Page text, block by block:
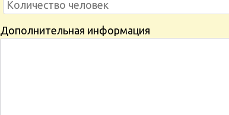
Дополнительная информация